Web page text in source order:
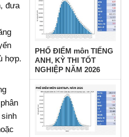
PHỔ ĐIỂM môn TIẾNG
ANH, KỲ THI TỐT
NGHIỆP NĂM 2026
đưa
hợp.